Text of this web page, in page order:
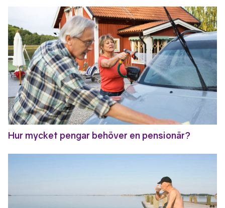
Hur mycket pengar behöver en pensionär?